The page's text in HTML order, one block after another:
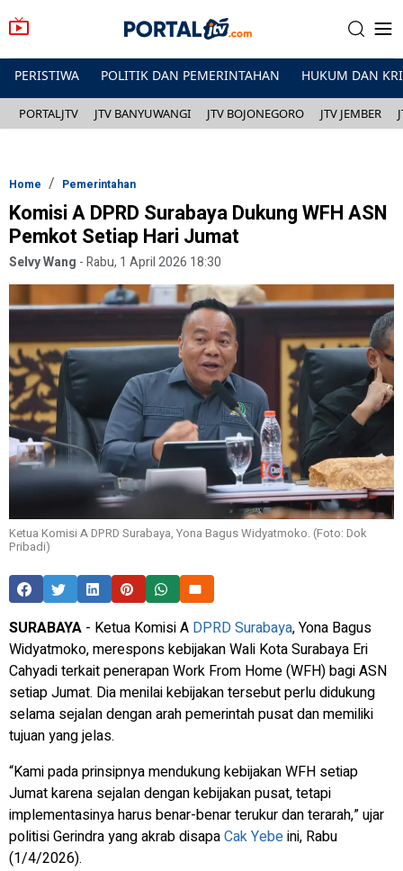
PERISTIWA POLITIK DAN PEMERINTAHAN HUKUM DAN
PORTALJTV JTV BANYUWANGI JTV BOJONEGORO JTV JEMBER
Home Pemerintahan
Komisi A DPRD Surabaya Dukung WFH ASN
Pemkot Setiap Hari Jumat
Selvy Wang -Rabu, 1 April 2026 18:30
Ketua Komisi A DPRD Surabaya, Yona Bagus Widyatmoko. (Foto: Dok
Pribadi)
SURABAYA - Ketua Komisi A DPRD Surabaya, Yona Bagus
Widyatmoko, merespons kebijakan Wali Kota Surabaya Eri
Cahyadi terkait penerapan Work From Home (WFH) bagi ASN
setiap Jumat. Dia menilai kebijakan tersebut perlu didukung
selama sejalan dengan arah pemerintah pusat dan memiliki
tujuan yang jelas.
“Kami pada prinsipnya mendukung kebijakan WFH setiap
Jumat karena sejalan dengan kebijakan pusat, tetapi
implementasinya harus benar-benar terukur dan terarah,” ujar
politisi Gerindra yang akrab disapaCak Yebeini, Rabu
(1/4/2026).